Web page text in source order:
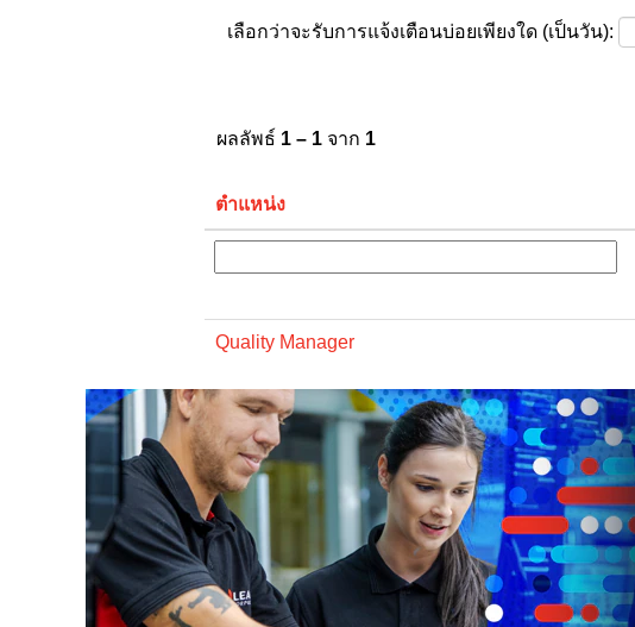
เลือกว่าจะรับการแจ้งเตือนบ่อยเพียงใด (เป็นวัน):
ผลลัพธ์ 1 – 1 จาก 1
ตำแหน่ง
Quality Manager